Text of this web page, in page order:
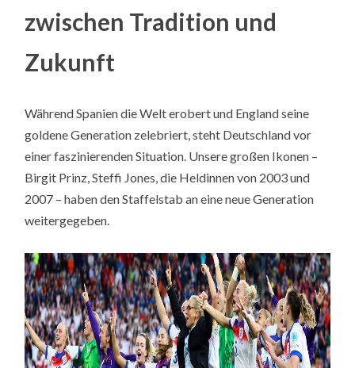
zwischen Tradition und
Zukunft
Während Spanien die Welt erobert und England seine
goldene Generation zelebriert, steht Deutschland vor
einer faszinierenden Situation. Unsere großen Ikonen –
Birgit Prinz, Steffi Jones, die Heldinnen von 2003 und
2007 – haben den Staffelstab an eine neue Generation
weitergegeben.